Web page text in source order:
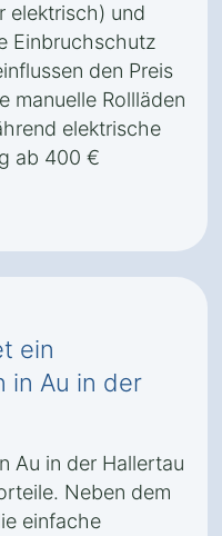
elektrisch) und
Einbruchschutz
den Preis
manuelle Rollläden
elektrische
ab 400 €
ein
in Au in der
Au in der Hallertau
Neben dem
einfache